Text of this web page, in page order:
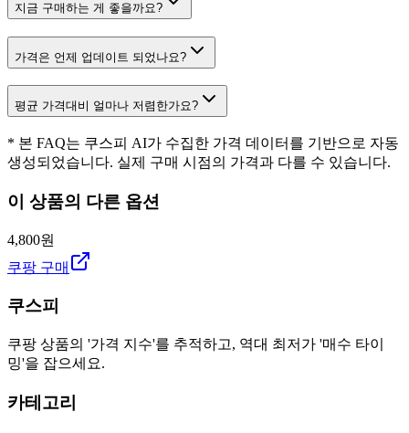
지금 구매하는 게 좋을까요?
가격은 언제 업데이트 되었나요?
평균 가격대비 얼마나 저렴한가요?
* 본 FAQ는 쿠스피 AI가 수집한 가격 데이터를 기반으로 자동
생성되었습니다. 실제 구매 시점의 가격과 다를 수 있습니다.
이 상품의 다른 옵션
4,800원
쿠팡 구매
쿠스피
쿠팡 상품의 '가격 지수'를 추적하고, 역대 최저가 '매수 타이
밍'을 잡으세요.
카테고리